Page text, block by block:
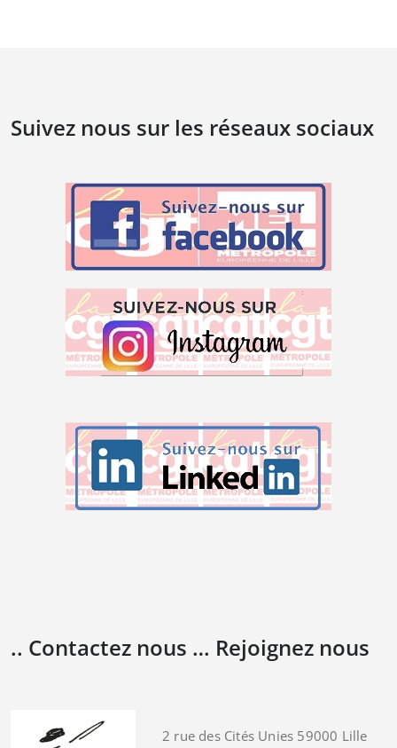
Suivez nous sur les réseaux sociaux
.. Contactez nous … Rejoignez nous
2 rue des Cités Unies 59000 Lille